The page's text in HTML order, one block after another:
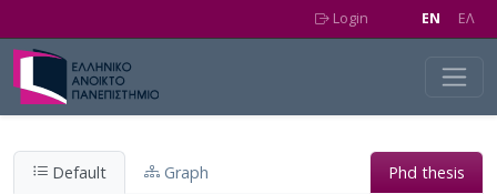
Login EN EΛ
Default Graph Phd thesis